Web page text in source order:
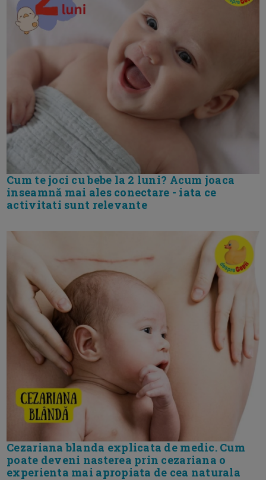
Cum te joci cu bebe la 2 luni? Acum joaca
inseamnă mai ales conectare - iata ce
activitati sunt relevante
Cezariana blanda explicata de medic. Cum
poate deveni nasterea prin cezariana o
experienta mai apropiata de cea naturala